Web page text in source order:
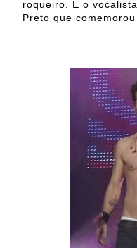
roqueiro. É o
Preto que